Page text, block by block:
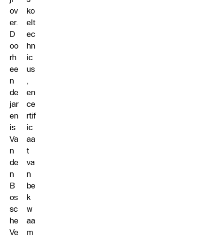
ov
er.
D
oo
rh
ee
n
de
jar
en
is
Va
n
de
n
B
os
sc
he
Ve
ko
elt
ec
hn
ic
us
,
en
ce
rtif
ic
aa
t
va
n
be
k
w
aa
m